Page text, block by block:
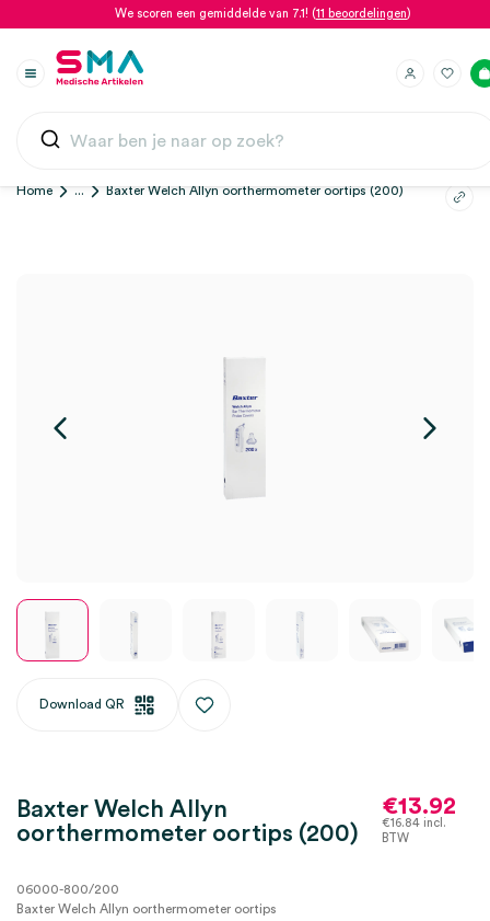
We scoren een gemiddelde van 7.1! (11 beoordelingen)
Home ... Baxter Welch Allyn oorthermometer oortips (200)
Download QR
Baxter Welch Allyn
oorthermometer oortips (200)
€13.92
€16.84incl.
BTW
06000-800/200
Baxter Welch Allyn oorthermometer oortips